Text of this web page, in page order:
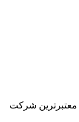
معتبرترین شرکت